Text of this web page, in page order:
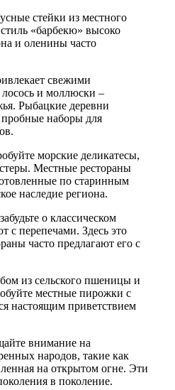
стейки из местного
«барбекю» высоко
и оленины часто
свежими
и моллюски –
Рыбацкие деревни
наборы для
морские деликатесы,
Местные рестораны
по старинным
наследие региона.
о классическом
с перепечами. Здесь это
часто предлагают его с
из сельского пшеницы и
местные пирожки с
настоящим приветствием
внимание на
народов, такие как
на открытом огне. Эти
в поколение.